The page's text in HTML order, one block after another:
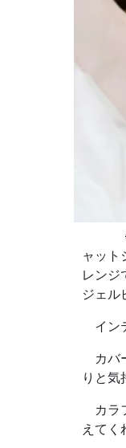
※ラ
ャッ
レン
ジェル
イン
カバ
りと気
カラ
えてく